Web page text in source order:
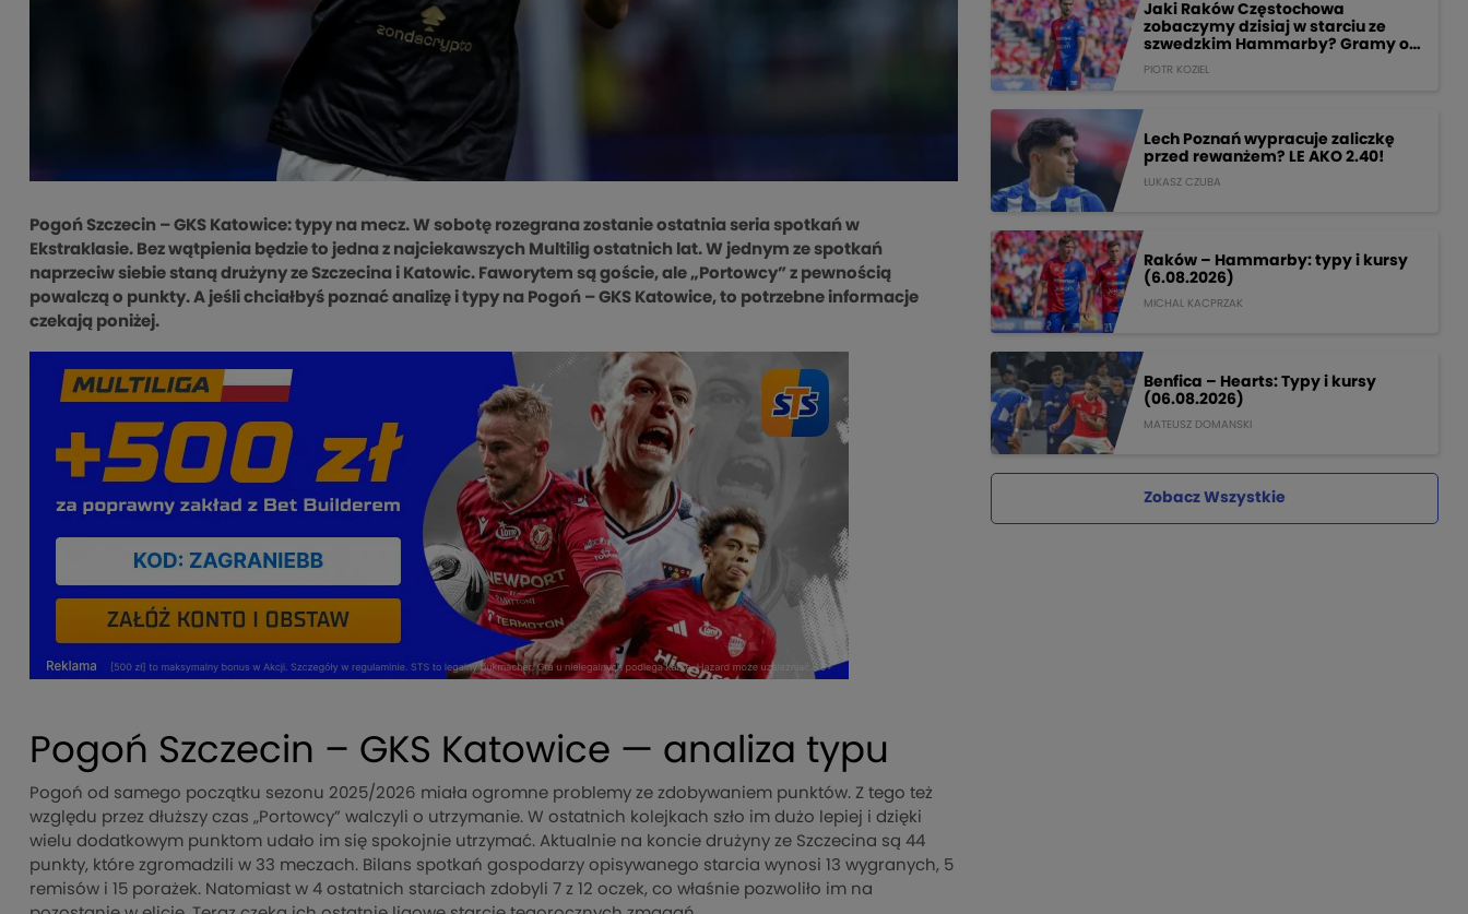
Pogoń Szczecin – GKS Katowice: typy na mecz. W sobotę rozegrana zostanie ostatnia seria spotkań w
Ekstraklasie. Bez wątpienia będzie to jedna z najciekawszych Multilig ostatnich lat. W jednym ze spotkań
naprzeciw siebie staną drużyny ze Szczecina i Katowic. Faworytem są goście, ale „Portowcy” z pewnością
powalczą o punkty. A jeśli chciałbyś poznać analizę i typy na Pogoń – GKS Katowice, to potrzebne informacje
czekają poniżej.
Pogoń Szczecin – GKS Katowice — analiza typu
Pogoń od samego początku sezonu 2025/2026 miała ogromne problemy ze zdobywaniem punktów. Z tego też
względu przez dłuższy czas „Portowcy” walczyli o utrzymanie. W ostatnich kolejkach szło im dużo lepiej i dzięki
wielu dodatkowym punktom udało im się spokojnie utrzymać. Aktualnie na koncie drużyny ze Szczecina są 44
punkty, które zgromadzili w 33 meczach. Bilans spotkań gospodarzy opisywanego starcia wynosi 13 wygranych, 5
remisów i 15 porażek. Natomiast w 4 ostatnich starciach zdobyli 7 z 12 oczek, co właśnie pozwoliło im na
Jaki Raków Częstochowa
zobaczymy dzisiaj w starciu ze
szwedzkim Hammarby? Gramy o
PIOTR KOZIEL
Lech Poznań wypracuje zaliczkę
przed rewanżem? LE AKO 2.40!
ŁUKASZ CZUBA
Raków – Hammarby: typy i kursy
(6.08.2026)
MICHAL KACPRZAK
Benfica – Hearts: Typy i kursy
(06.08.2026)
MATEUSZ DOMANSKI
Zobacz Wszystkie